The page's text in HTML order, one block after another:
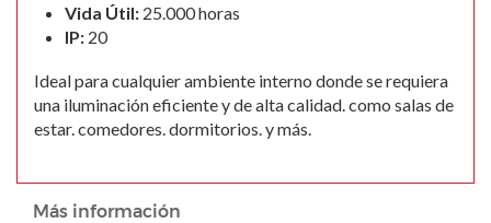
Vida Útil: 25.000 horas
IP: 20
Ideal para cualquier ambiente interno donde se requiera
una iluminación eficiente y de alta calidad. como salas de
estar. comedores. dormitorios. y más.
Más información